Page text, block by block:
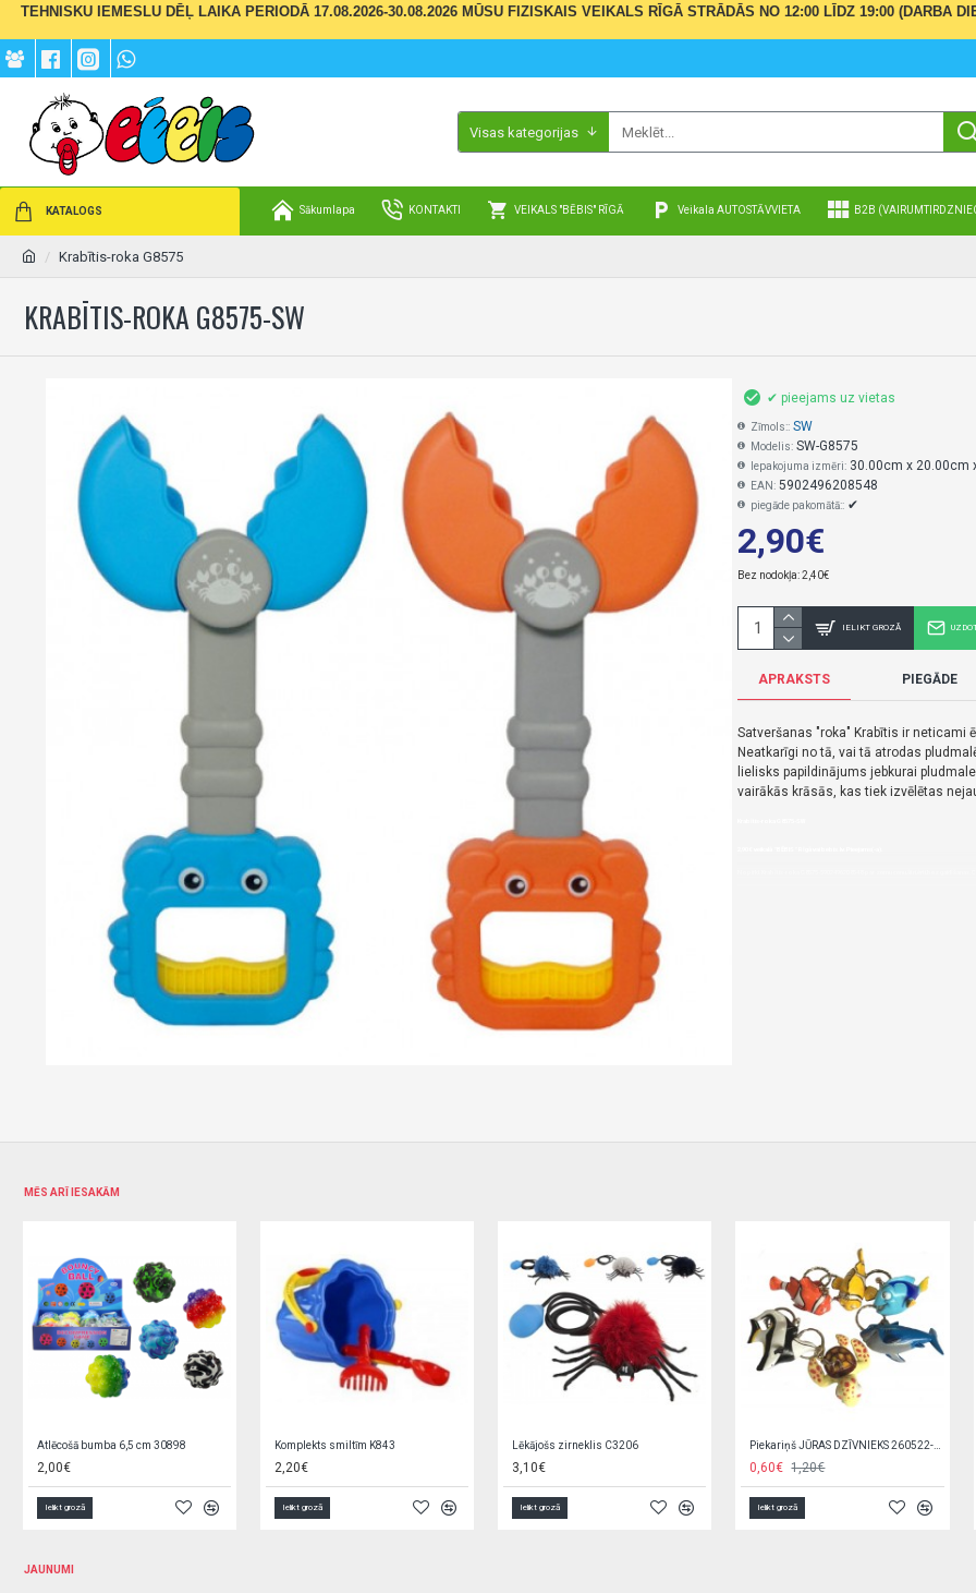
TEHNISKU IEMESLU DĒĻ LAIKA PERIODĀ 17.08.2026-30.08.2026 MŪSU FIZISKAIS VEIKALS RĪGĀ STRĀDĀS NO 12:00 LĪDZ 19:00 (DARBA
Visas kategorijas
KATALOGS Sākumlapa KONTAKTI VEIKALS "BĒBIS" RĪGĀ Veikala AUTOSTĀVVIETA B2B
Krabītis-roka G8575
KRABĪTIS-ROKA G8575-SW
2,90€
Bez nodokļa: 2,40€
✔ pieejams uz vietas
Zīmols:: SW
Modelis: SW-G8575
Iepakojuma izmēri: 30.00cm x 20.00cm
EAN: 5902496208548
piegāde pakomātā:: ✔
IELIKT GROZĀ
APRAKSTS PIEGĀDE
Satveršanas "roka" Krabītis ir neticami
Neatkarīgi no tā, vai tā atrodas
lielisks papildinājums jebkurai
vairākās krāsās, kas tiek izvēlētas
Nopirkt Krabītis-roka G8575-5902496208548-par zemu cenu,ātri,ērti,bez
MĒS ARĪ IESAKĀM
Bērnu binoklis G6400
2,60€
Ielikt grozā
19,90€
Ielikt grozā
Breloks-lācītis TG423556
0,60€
Ielikt grozā
Elektroniskais seifs-krājkase 23545
11,90€
Ielikt grozā
JAUNUMI